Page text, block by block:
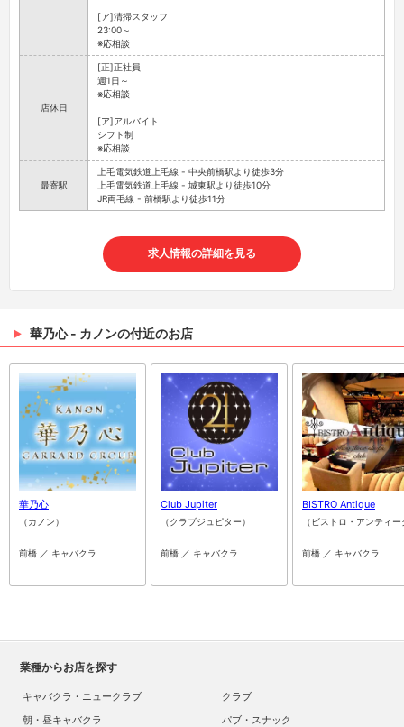
[ア]清掃スタッフ
23:00～
※応相談
店休日
[正]正社員
週1日～
※応相談
[ア]アルバイト
シフト制
※応相談
最寄駅
上毛電気鉄道上毛線 - 中央前橋駅より徒歩3分
上毛電気鉄道上毛線 - 城東駅より徒歩10分
JR両毛線 - 前橋駅より徒歩11分
求人情報の詳細を見る
華乃心 - カノンの付近のお店
華乃心
（カノン）
前橋 ／ キャバクラ
Club Jupiter
（クラブジュピター）
前橋 ／ キャバクラ
BISTRO Antique
（ビストロ・アンティー
前橋 ／ キャバクラ
業種からお店を探す
キャバクラ・ニュークラブ
クラブ
朝・昼キャバクラ
パブ・スナック